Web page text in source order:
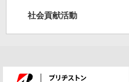
社会貢献活動